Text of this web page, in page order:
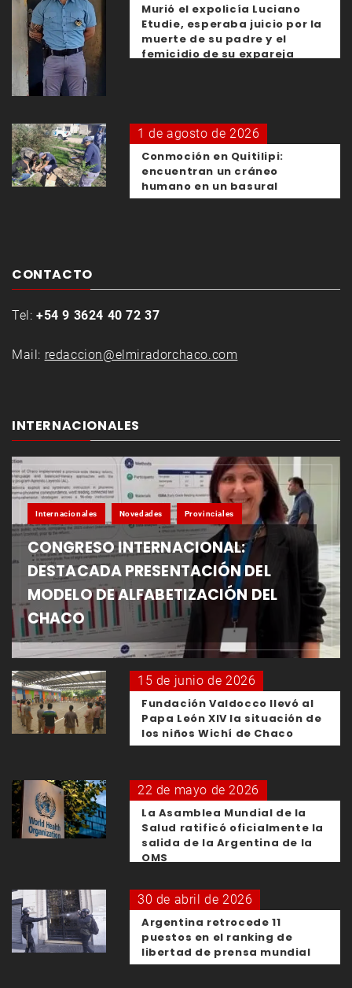
Murió el expolicía Luciano
Etudie, esperaba juicio por la
muerte de su padre y el
femicidio de su expareja
1 de agosto de 2026
Conmoción en Quitilipi:
encuentran un cráneo
humano en un basural
CONTACTO
Tel: +54 9 3624 40 72 37
Mail: redaccion@elmiradorchaco.com
INTERNACIONALES
Internacionales Novedades Provinciales
CONGRESO INTERNACIONAL:
DESTACADA PRESENTACIÓN DEL
MODELO DE ALFABETIZACIÓN DEL
CHACO
15 de junio de 2026
Fundación Valdocco llevó al
Papa León XIV la situación de
los niños Wichí de Chaco
22 de mayo de 2026
La Asamblea Mundial de la
Salud ratificó oficialmente la
salida de la Argentina de la
OMS
30 de abril de 2026
Argentina retrocede 11
puestos en el ranking de
libertad de prensa mundial